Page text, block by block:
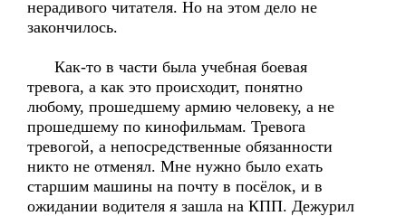
нерадивого читателя. Но на этом дело не
закончилось.
Как-то в части была учебная боевая
тревога, а как это происходит, понятно
любому, прошедшему армию человеку, а не
прошедшему по кинофильмам. Тревога
тревогой, а непосредственные обязанности
никто не отменял. Мне нужно было ехать
старшим машины на почту в посёлок, и в
ожидании водителя я зашла на КПП. Дежурил